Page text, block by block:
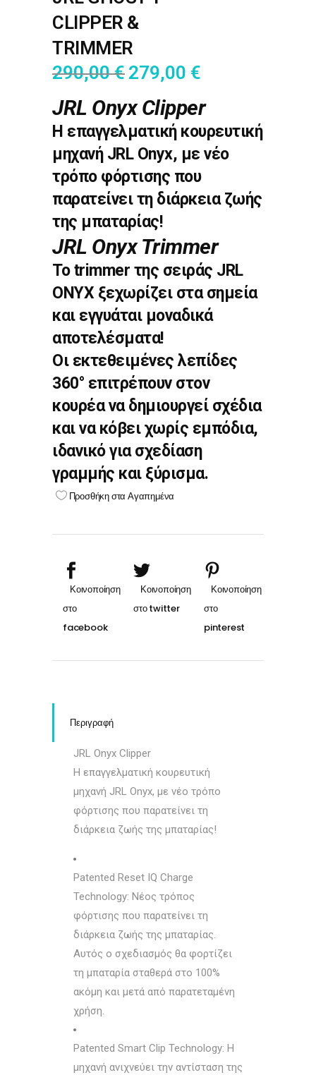
CLIPPER &
TRIMMER
290,00€ 279,00 €
JRL Onyx Clipper
Η επαγγελματική κουρευτική
μηχανή JRL Onyx, με νέο
τρόπο φόρτισης που
παρατείνει τη διάρκεια ζωής
της μπαταρίας!
JRL Onyx Trimmer
Το trimmer της σειράς JRL
ONYX ξεχωρίζει στα σημεία
και εγγυάται μοναδικά
αποτελέσματα!
Οι εκτεθειμένες λεπίδες
360° επιτρέπουν στον
κουρέα να δημιουργεί σχέδια
και να κόβει χωρίς εμπόδια,
ιδανικό για σχεδίαση
γραμμής και ξύρισμα.
Προσθήκη στα Αγαπημένα
Περιγραφή
JRL Onyx Clipper
Η επαγγελματική κουρευτική
μηχανή JRL Onyx, με νέο τρόπο
φόρτισης που παρατείνει τη
διάρκεια ζωής της μπαταρίας!
Patented Reset IQ Charge
Technology: Νέος τρόπος
φόρτισης που παρατείνει τη
διάρκεια ζωής της μπαταρίας.
Αυτός ο σχεδιασμός θα φορτίζει
τη μπαταρία σταθερά στο 100%
ακόμη και μετά από παρατεταμένη
χρήση.
Patented Smart Clip Technology: Η
μηχανή ανιχνεύει την αντίσταση της